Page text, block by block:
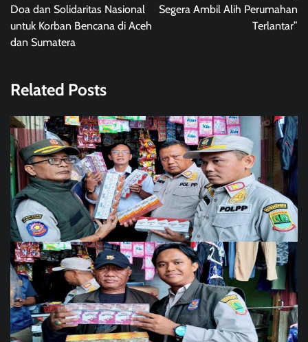
Doa dan Solidaritas Nasional
untuk Korban Bencana di Aceh
dan Sumatera
Segera Ambil Alih Perumahan
Terlantar”
Related Posts